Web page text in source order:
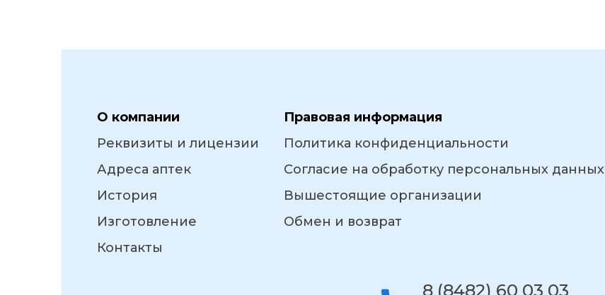
О компании
Реквизиты и лицензии
Адреса аптек
История
Изготовление
Контакты
Правовая информация
Политика конфиденциальности
Согласие на обработку персональных данных
Вышестоящие организации
Обмен и возврат
8 (8482) 60 03 03